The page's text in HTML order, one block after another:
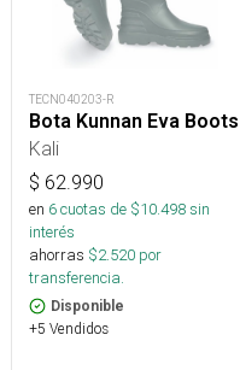
TECN040203-R
Bota Kunnan Eva Boots
Kali
$ 62.990
en 6cuotas de $10.498sin
interés
ahorras $2.520 por
transferencia.
Disponible
+5 Vendidos